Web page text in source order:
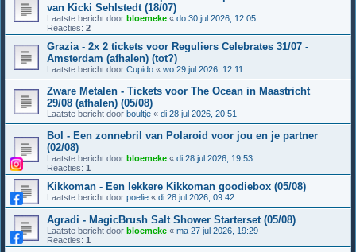
van Kicki Sehlstedt (18/07)
Laatste bericht door bloemeke « do 30 jul 2026, 12:05
Reacties: 2
Grazia - 2x 2 tickets voor Reguliers Celebrates 31/07 -
Amsterdam (afhalen) (tot?)
Laatste bericht door Cupido « wo 29 jul 2026, 12:11
Zware Metalen - Tickets voor The Ocean in Maastricht
29/08 (afhalen) (05/08)
Laatste bericht door boultje « di 28 jul 2026, 20:51
Bol - Een zonnebril van Polaroid voor jou en je partner
(02/08)
Laatste bericht door bloemeke « di 28 jul 2026, 19:53
Reacties: 1
Kikkoman - Een lekkere Kikkoman goodiebox (05/08)
Laatste bericht door poelie « di 28 jul 2026, 09:42
Agradi - MagicBrush Salt Shower Starterset (05/08)
Laatste bericht door bloemeke « ma 27 jul 2026, 19:29
Reacties: 1